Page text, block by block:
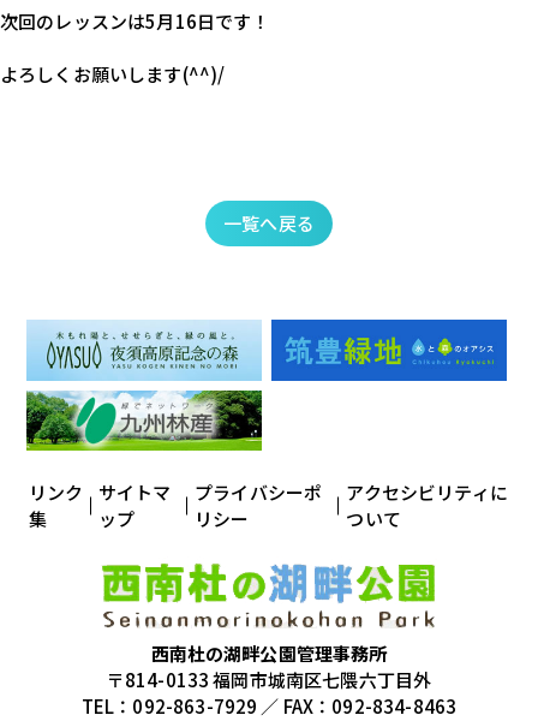
次回のレッスンは5月16日です！
よろしくお願いします(^^)/
一覧へ戻る
リンク
集
サイトマ
ップ
プライバシーポ
リシー
アクセシビリティに
ついて
西南杜の湖畔公園管理事務所
〒814-0133 福岡市城南区七隈六丁目外
TEL：092-863-7929 ／ FAX：092-834-8463